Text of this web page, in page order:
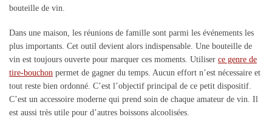
bouteille de vin.
Dans une maison, les réunions de famille sont parmi les événements les
plus importants. Cet outil devient alors indispensable. Une bouteille de
vin est toujours ouverte pour marquer ces moments. Utiliser ce genre de
tire-bouchon permet de gagner du temps. Aucun effort n’est nécessaire et
tout reste bien ordonné. C’est l’objectif principal de ce petit dispositif.
C’est un accessoire moderne qui prend soin de chaque amateur de vin. Il
est aussi très utile pour d’autres boissons alcoolisées.